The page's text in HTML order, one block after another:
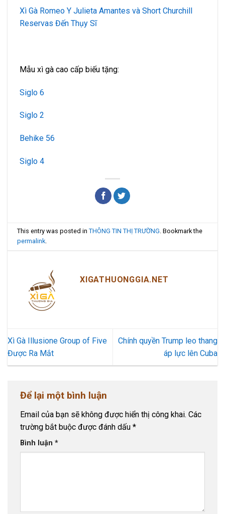
Xì Gà Romeo Y Julieta Amantes và Short Churchill
Reservas Đến Thụy Sĩ
Mẫu xì gà cao cấp biếu tặng:
Siglo 6
Siglo 2
Behike 56
Siglo 4
This entry was posted inTHÔNG TIN THỊ TRƯỜNG. Bookmark the
permalink.
XIGATHUONGGIA.NET
Xì Gà Illusione Group of Five
Được Ra Mắt
Chính quyền Trump leo thang
áp lực lên Cuba
Để lại một bình luận
Email của bạn sẽ không được hiển thị công khai. Các
trường bắt buộc được đánh dấu *
Bình luận *